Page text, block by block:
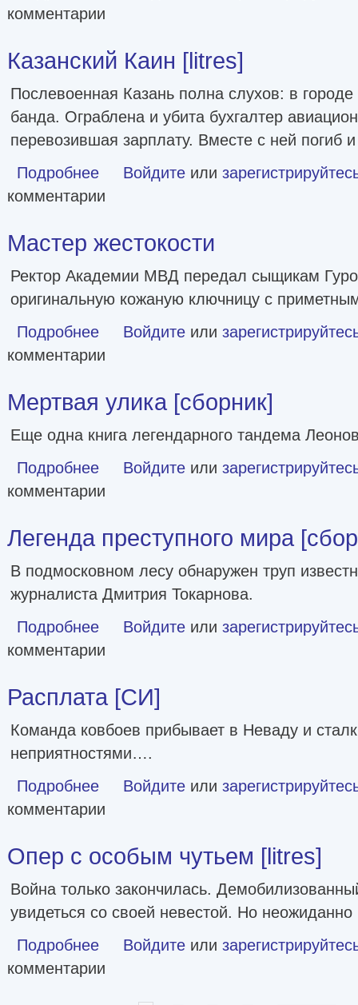
комментарии
Казанский Каин [litres]
Послевоенная Казань полна слухов: в
банда. Ограблена и убита бухгалтер
перевозившая зарплату. Вместе с ней погиб
Подробнее о Казанский Каин [litres]
Войдите или
комментарии
Мастер жестокости
Ректор Академии МВД передал сыщикам
оригинальную кожаную ключницу с
Подробнее о Мастер жестокости
Войдите или
комментарии
Мертвая улика [сборник]
Еще одна книга легендарного тандема
Подробнее о Мертвая улика [сборник]
Войдите или
комментарии
Легенда преступного мира
В подмосковном лесу обнаружен труп
журналиста Дмитрия Токарнова.
Подробнее о Легенда преступного мира [сборник]
Войдите или
комментарии
Расплата [СИ]
Команда ковбоев прибывает в Неваду и
неприятностями….
Подробнее о Расплата [СИ]
Войдите или
комментарии
Опер с особым чутьем [litres]
Война только закончилась.
увидеться со своей невестой. Но
Подробнее о Опер с особым чутьем [litres]
Войдите или
комментарии